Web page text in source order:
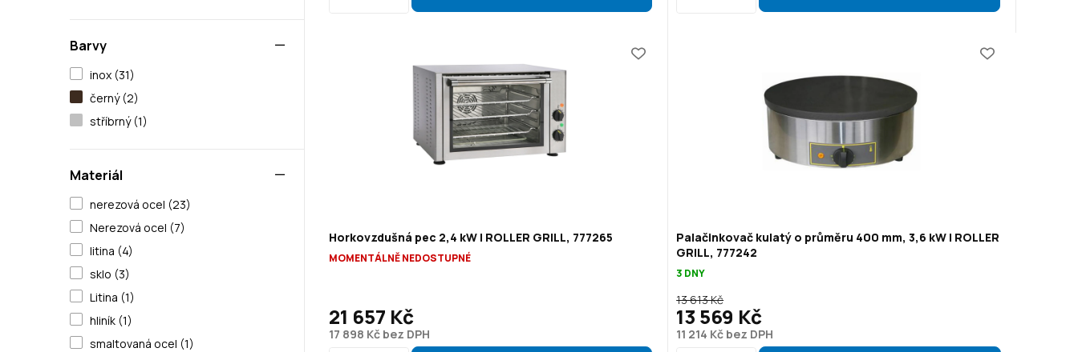
Barvy
inox (31)
černý (2)
stříbrný (1)
Materiál
nerezová ocel (23)
Nerezová ocel (7)
litina (4)
sklo (3)
Litina (1)
hliník (1)
smaltovaná ocel (1)
Horkovzdušná pec 2,4 kW | ROLLER GRILL, 777265
MOMENTÁLNĚ NEDOSTUPNÉ
17 898 Kč bez DPH
21 657 Kč
Palačinkovač kulatý o průměru 400 mm, 3,6 kW | ROLLER
GRILL, 777242
3 DNY
11 214 Kč bez DPH
13 613 Kč
13 569 Kč